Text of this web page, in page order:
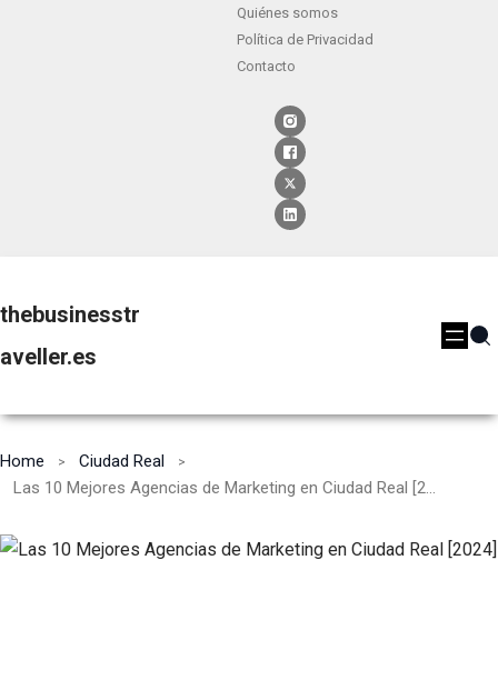
Quiénes somos
Política de Privacidad
Contacto
thebusinesstr
aveller.es
Home
Ciudad Real
Las 10 Mejores Agencias de Marketing en Ciudad Real [2024]